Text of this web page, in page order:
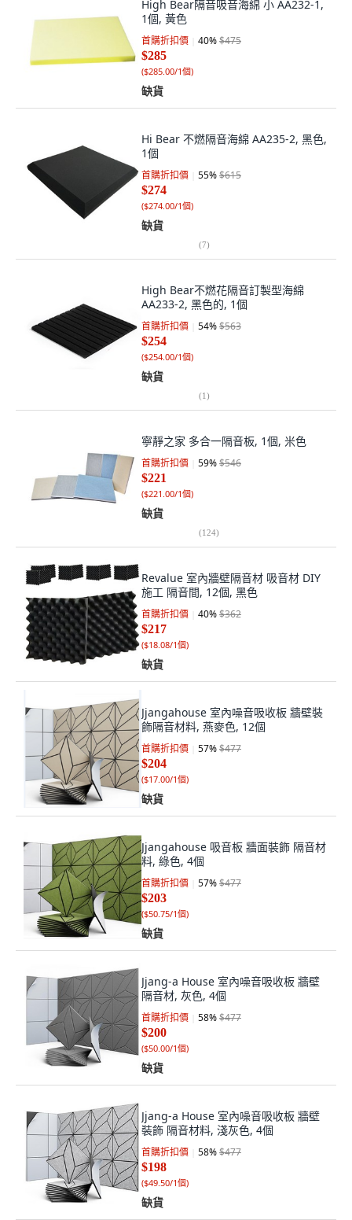
High Bear隔音吸音海綿 小 AA232-1,
1個, 黃色
首購折扣價 40%$475
$285
($285.00/1個)
缺貨
Hi Bear 不燃隔音海綿 AA235-2, 黑色,
1個
首購折扣價 55%$615
$274
($274.00/1個)
缺貨
(7)
High Bear不燃花隔音訂製型海綿
AA233-2, 黑色的, 1個
首購折扣價 54%$563
$254
($254.00/1個)
缺貨
(1)
寧靜之家 多合一隔音板, 1個, 米色
首購折扣價 59%$546
$221
($221.00/1個)
缺貨
(124)
Revalue 室內牆壁隔音材 吸音材 DIY
施工 隔音間, 12個, 黑色
首購折扣價 40%$362
$217
($18.08/1個)
缺貨
Jjangahouse 室內噪音吸收板 牆壁裝
飾隔音材料, 燕麥色, 12個
首購折扣價 57%$477
$204
($17.00/1個)
缺貨
Jjangahouse 吸音板 牆面裝飾 隔音材
料, 綠色, 4個
首購折扣價 57%$477
$203
($50.75/1個)
缺貨
Jjang-a House 室內噪音吸收板 牆壁
隔音材, 灰色, 4個
首購折扣價 58%$477
$200
($50.00/1個)
缺貨
Jjang-a House 室內噪音吸收板 牆壁
裝飾 隔音材料, 淺灰色, 4個
首購折扣價 58%$477
$198
($49.50/1個)
缺貨